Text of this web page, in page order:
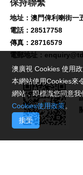
保持聯繫
地址：澳門俾利喇街一
電話：28517758
傳真：28716579
電郵地址：
澳廣視 Cookies 使用
本網站使用Cookies來
網站，即標識您同意
Cookies使用政策。
接受